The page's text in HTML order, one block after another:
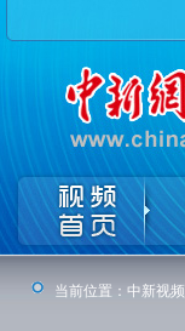
当前位置： 中新视频